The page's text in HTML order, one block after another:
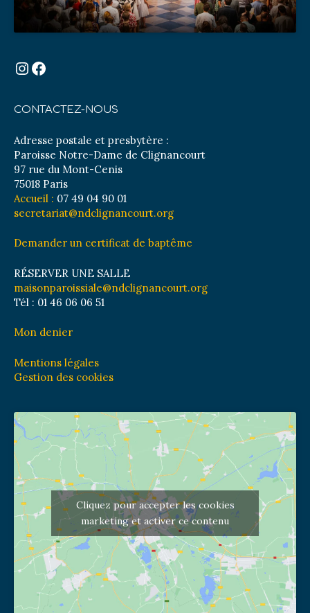
Instagram
Facebook
CONTACTEZ-NOUS
Adresse postale et presbytère :
Paroisse Notre-Dame de Clignancourt
97 rue du Mont-Cenis
75018 Paris
Accueil : 07 49 04 90 01
secretariat@ndclignancourt.org
Demander un certificat de baptême
RÉSERVER UNE SALLE
maisonparoissiale@ndclignancourt.org
Tél : 01 46 06 06 51
Mon denier
Mentions légales
Gestion des cookies
Cliquez pour accepter les cookies
marketing et activer ce contenu